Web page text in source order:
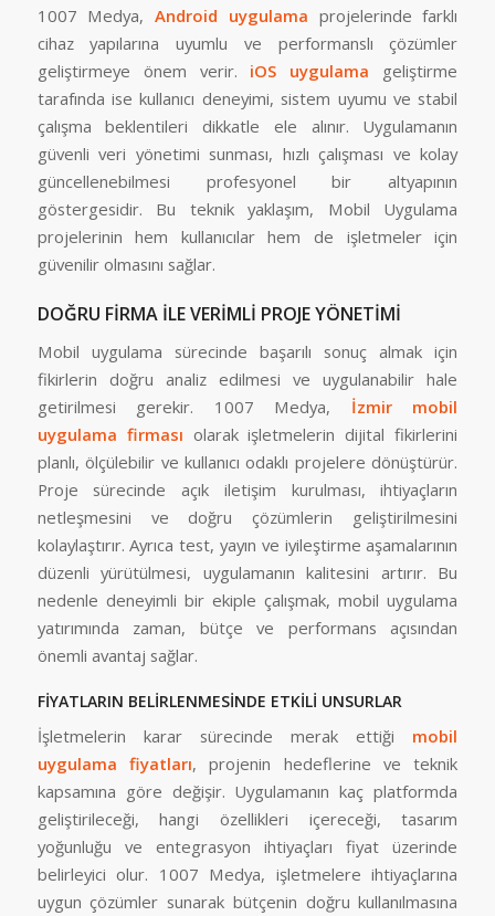
1007 Medya,Android uygulama projelerinde farklı
cihaz yapılarına uyumlu ve performanslı çözümler
geliştirmeye önem verir. iOS uygulama geliştirme
tarafında ise kullanıcı deneyimi, sistem uyumu ve stabil
çalışma beklentileri dikkatle ele alınır. Uygulamanın
güvenli veri yönetimi sunması, hızlı çalışması ve kolay
güncellenebilmesi profesyonel bir altyapının
göstergesidir. Bu teknik yaklaşım, Mobil Uygulama
projelerinin hem kullanıcılar hem de işletmeler için
güvenilir olmasını sağlar.
DOĞRU FİRMA İLE VERİMLİ PROJE YÖNETİMİ
Mobil uygulama sürecinde başarılı sonuç almak için
fikirlerin doğru analiz edilmesi ve uygulanabilir hale
getirilmesi gerekir. 1007 Medya, İzmir mobil
uygulama firması olarak işletmelerin dijital fikirlerini
planlı, ölçülebilir ve kullanıcı odaklı projelere dönüştürür.
Proje sürecinde açık iletişim kurulması, ihtiyaçların
netleşmesini ve doğru çözümlerin geliştirilmesini
kolaylaştırır. Ayrıca test, yayın ve iyileştirme aşamalarının
düzenli yürütülmesi, uygulamanın kalitesini artırır. Bu
nedenle deneyimli bir ekiple çalışmak, mobil uygulama
yatırımında zaman, bütçe ve performans açısından
önemli avantaj sağlar.
FİYATLARIN BELİRLENMESİNDE ETKİLİ UNSURLAR
İşletmelerin karar sürecinde merak ettiği mobil
uygulama fiyatları, projenin hedeflerine ve teknik
kapsamına göre değişir. Uygulamanın kaç platformda
geliştirileceği, hangi özellikleri içereceği, tasarım
yoğunluğu ve entegrasyon ihtiyaçları fiyat üzerinde
belirleyici olur. 1007 Medya, işletmelere ihtiyaçlarına
uygun çözümler sunarak bütçenin doğru kullanılmasına